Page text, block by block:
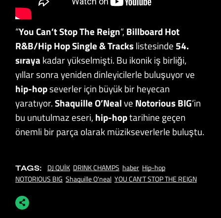
“You Can’t Stop The Reign“, Billboard Hot
R&B/Hip Hop Single & Trackslistesinde 54.
sıraya kadar yükselmişti. Bu ikonik iş birliği,
yıllar sonra yeniden dinleyicilerle buluşuyor ve
hip-hopseverler için büyük bir heyecan
yaratıyor.Shaquille O’Nealve Notorious BIG‘in
bu unutulmaz eseri, hip-hoptarihine geçen
önemli bir parça olarak müzikseverlerle buluştu.
TAGS: DJ QUİK DRINK CHAMPS haber Hip-hop
NOTORIOUS BIG Shaquille O'neal YOU CAN'T STOP THE REIGN